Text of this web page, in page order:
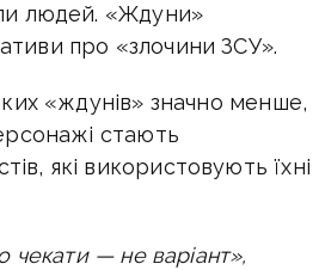
людей. «Ждуни»
про «злочини ЗСУ».
«ждунів» значно менше,
стають
які використовують їхні
чекати — не варіант»,